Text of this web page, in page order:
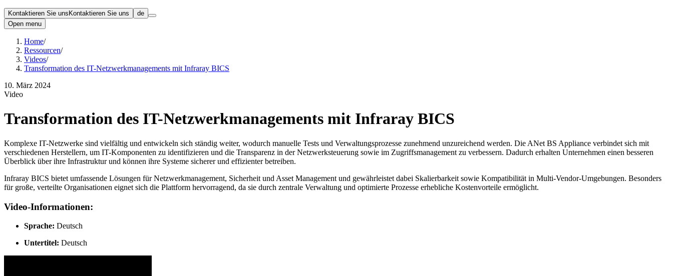
Kontaktieren Sie uns Kontaktieren Sie uns
de
Open menu
Home/
Ressourcen/
Videos/
Transformation des IT-Netzwerkmanagements mit Infraray BICS
10. März 2024
Video
Transformation des IT-Netzwerkmanagements mit Infraray BICS
Komplexe IT-Netzwerke sind vielfältig und entwickeln sich ständig weiter, wodurch manuelle Tests und Verwaltungsprozesse zunehmend unzureichend werden. Die ANet BS Appliance verbindet sich mit
verschiedenen Herstellern, um IT-Komponenten zu identifizieren und die Transparenz in der Netzwerksteuerung sowie im Zugriffsmanagement zu verbessern. Dadurch erhalten Unternehmen einen besseren
Überblick über ihre Infrastruktur und können ihre Systeme sicherer und effizienter betreiben.
Infraray BICS bietet umfassende Lösungen für Netzwerkmanagement, Sicherheit und Asset Management und gewährleistet dabei Skalierbarkeit sowie Kompatibilität in Multi-Vendor-Umgebungen. Besonders
für große, verteilte Organisationen eignet sich die Plattform hervorragend, da sie durch zentrale Verwaltung und optimierte Prozesse erhebliche Kostenvorteile ermöglicht.
Video-Informationen:
Sprache: Deutsch
Untertitel: Deutsch